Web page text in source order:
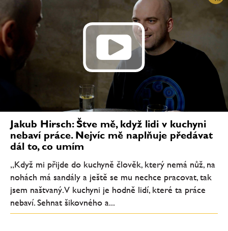
Jakub Hirsch: Štve mě, když lidi v kuchyni
nebaví práce. Nejvíc mě naplňuje předávat
dál to, co umím
„Když mi přijde do kuchyně člověk, který nemá nůž, na
nohách má sandály a ještě se mu nechce pracovat, tak
jsem naštvaný. V kuchyni je hodně lidí, které ta práce
nebaví. Sehnat šikovného a...